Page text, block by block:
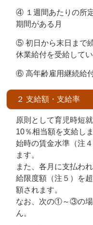
④ １週間あたりの所
期間がある月
⑤ 初日から末日まで
休業給付を受給して
⑥ 高年齢雇用継続給
２ 支給額・支給率
原則として育児時短
10％相当額を支給し
始時の賃金水準（注
ます。
また、各月に支払わ
給限度額（注５）を
額されます。
なお、次の①～③の場
ん。